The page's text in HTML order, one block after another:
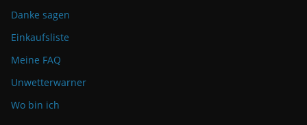
Danke sagen
Einkaufsliste
Meine FAQ
Unwetterwarner
Wo bin ich